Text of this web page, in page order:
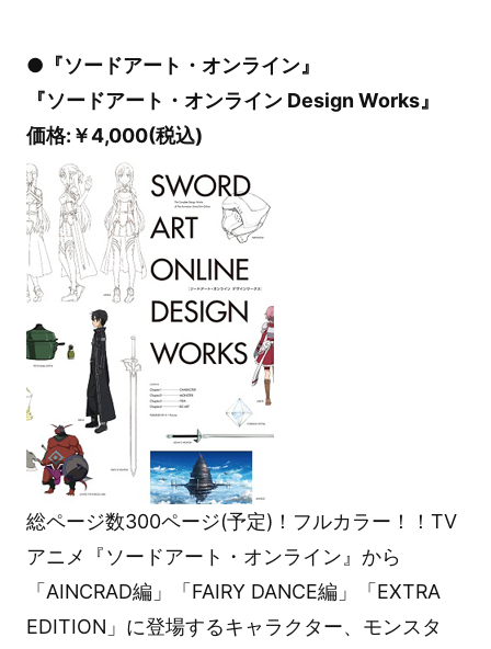
●『ソードアート・オンライン』
『ソードアート・オンライン Design Works』
価格:￥4,000(税込)
総ページ数300ページ(予定)！フルカラー！！TV
アニメ『ソードアート・オンライン』から
「AINCRAD編」「FAIRY DANCE編」「EXTRA
EDITION」に登場するキャラクター、モンスタ